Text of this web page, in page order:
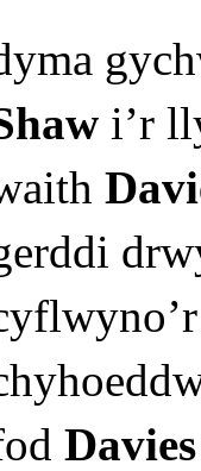
i’r
Davies